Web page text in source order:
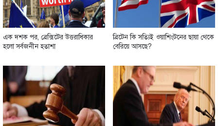
এক দশক পর, ব্রেক্সিটের উত্তরাধিকার
হলো সর্বজনীন হতাশা
ব্রিটেন কি সত্যিই ওয়াশিংটনের ছায়া থেকে
বেরিয়ে আসছে?